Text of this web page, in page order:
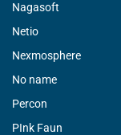
Nagasoft
Netio
Nexmosphere
No name
Percon
PInk Faun